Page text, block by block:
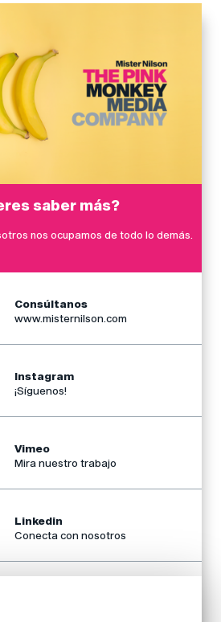
saber más?
nos ocupamos de todo lo demás.
Consúltanos
www.misternilson.com
Instagram
¡Síguenos!
Vimeo
Mira nuestro trabajo
Linkedin
Conecta con nosotros